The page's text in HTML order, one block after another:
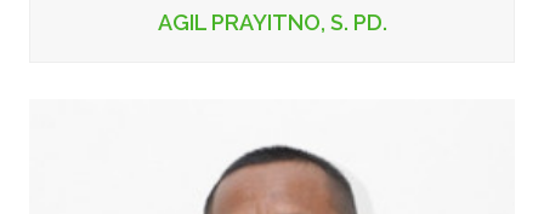
AGIL PRAYITNO, S. PD.